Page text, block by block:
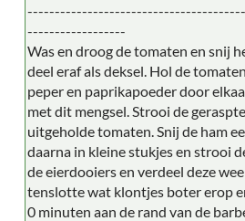
------------------
Was en droog de tomaten en snij
deel eraf als deksel. Hol de
peper en paprikapoeder door
met dit mengsel. Strooi de
uitgeholde tomaten. Snij de ham
daarna in kleine stukjes en strooi
de eierdooiers en verdeel deze
tenslotte wat klontjes boter erop
0 minuten aan de rand van de